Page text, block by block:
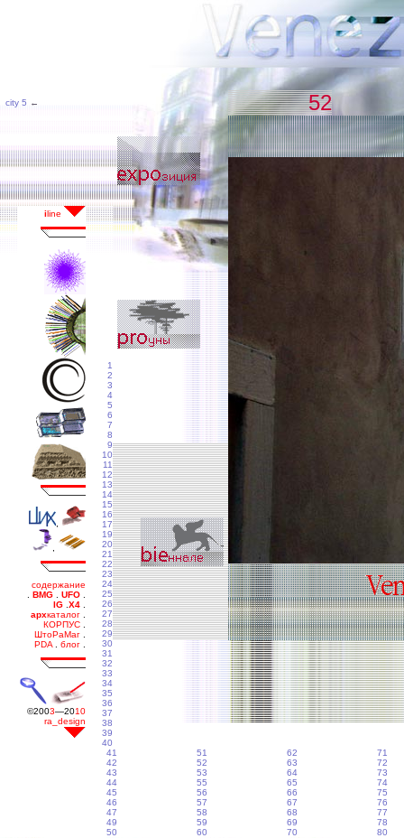
city 5 ← 52
1
2
3
4
5
6
7
8
9
10
11
12
13
14
15
16
17
19
20
21
22
23
24
25
26
27
28
29
30
31
32
33
34
35
36
37
38
39
40
41
42
43
44
45
46
47
49
50
51
52
53
55
56
57
58
59
60
62
63
64
65
66
67
68
69
70
71
72
73
74
75
76
77
78
80